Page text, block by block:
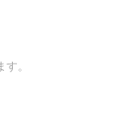
す。